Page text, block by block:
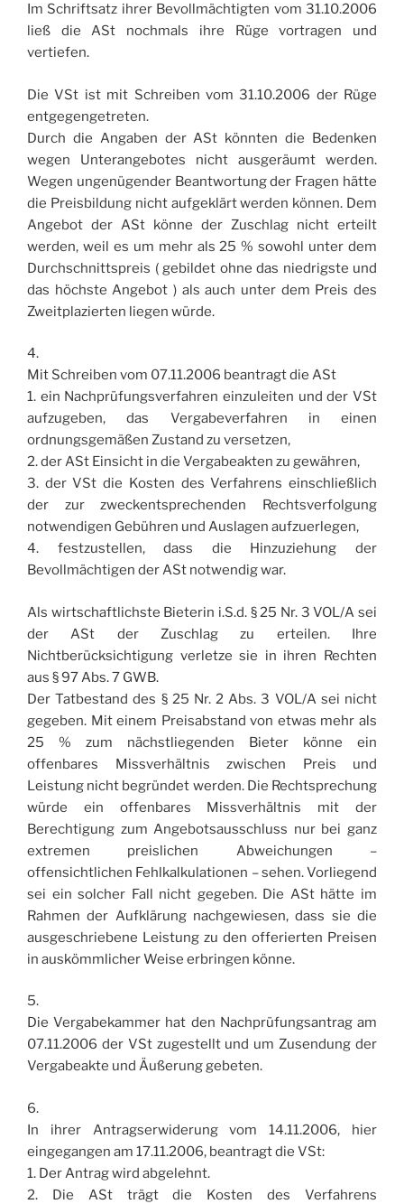
Im Schriftsatz ihrer Bevollmächtigten vom 31.10.2006
ließ die ASt nochmals ihre Rüge vortragen und
vertiefen.
Die VSt ist mit Schreiben vom 31.10.2006 der Rüge
entgegengetreten.
Durch die Angaben der ASt könnten die Bedenken
wegen Unterangebotes nicht ausgeräumt werden.
Wegen ungenügender Beantwortung der Fragen hätte
die Preisbildung nicht aufgeklärt werden können. Dem
Angebot der ASt könne der Zuschlag nicht erteilt
werden, weil es um mehr als 25 % sowohl unter dem
Durchschnittspreis ( gebildet ohne das niedrigste und
das höchste Angebot ) als auch unter dem Preis des
Zweitplazierten liegen würde.
4.
Mit Schreiben vom 07.11.2006 beantragt die ASt
1. ein Nachprüfungsverfahren einzuleiten und der VSt
aufzugeben, das Vergabeverfahren in einen
ordnungsgemäßen Zustand zu versetzen,
2. der ASt Einsicht in die Vergabeakten zu gewähren,
3. der VSt die Kosten des Verfahrens einschließlich
der zur zweckentsprechenden Rechtsverfolgung
notwendigen Gebühren und Auslagen aufzuerlegen,
4. festzustellen, dass die Hinzuziehung der
Bevollmächtigen der ASt notwendig war.
Als wirtschaftlichste Bieterin i.S.d. § 25 Nr. 3 VOL/A sei
der ASt der Zuschlag zu erteilen. Ihre
Nichtberücksichtigung verletze sie in ihren Rechten
aus § 97 Abs. 7 GWB.
Der Tatbestand des § 25 Nr. 2 Abs. 3 VOL/A sei nicht
gegeben. Mit einem Preisabstand von etwas mehr als
25 % zum nächstliegenden Bieter könne ein
offenbares Missverhältnis zwischen Preis und
Leistung nicht begründet werden. Die Rechtsprechung
würde ein offenbares Missverhältnis mit der
Berechtigung zum Angebotsausschluss nur bei ganz
extremen preislichen Abweichungen –
offensichtlichen Fehlkalkulationen – sehen. Vorliegend
sei ein solcher Fall nicht gegeben. Die ASt hätte im
Rahmen der Aufklärung nachgewiesen, dass sie die
ausgeschriebene Leistung zu den offerierten Preisen
in auskömmlicher Weise erbringen könne.
5.
Die Vergabekammer hat den Nachprüfungsantrag am
07.11.2006 der VSt zugestellt und um Zusendung der
Vergabeakte und Äußerung gebeten.
6.
In ihrer Antragserwiderung vom 14.11.2006, hier
eingegangen am 17.11.2006, beantragt die VSt:
1. Der Antrag wird abgelehnt.
2. Die ASt trägt die Kosten des Verfahrens